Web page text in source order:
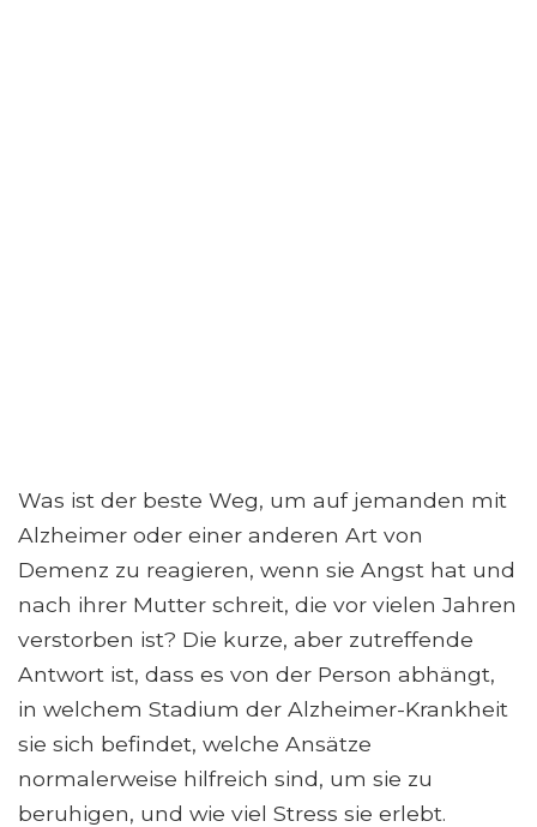
Was ist der beste Weg, um auf jemanden mit
Alzheimer oder einer anderen Art von
Demenz zu reagieren, wenn sie Angst hat und
nach ihrer Mutter schreit, die vor vielen Jahren
verstorben ist? Die kurze, aber zutreffende
Antwort ist, dass es von der Person abhängt,
in welchem ​​Stadium der Alzheimer-Krankheit
sie sich befindet, welche Ansätze
normalerweise hilfreich sind, um sie zu
beruhigen, und wie viel Stress sie erlebt.